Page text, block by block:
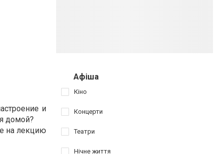
и
домой?
на лекцию
Афіша
Кіно
Концерти
Театри
Нічне життя